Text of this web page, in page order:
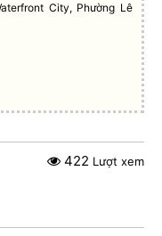
City, Phường Lê
422 Lượt xem